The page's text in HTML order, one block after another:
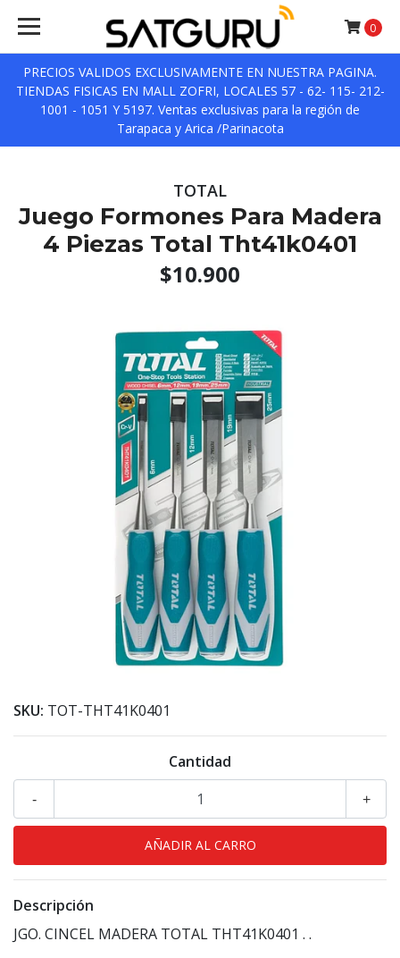
PRECIOS VALIDOS EXCLUSIVAMENTE EN NUESTRA PAGINA.
TIENDAS FISICAS EN MALL ZOFRI, LOCALES 57 - 62- 115- 212-
1001 - 1051 Y 5197. Ventas exclusivas para la región de
Tarapaca y Arica /Parinacota
0
TOTAL
Juego Formones Para Madera
4 Piezas Total Tht41k0401
$10.900
SKU: TOT-THT41K0401
Cantidad
+
-
Descripción
JGO. CINCEL MADERA TOTAL THT41K0401 . .